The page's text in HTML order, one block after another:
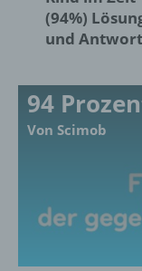
(94%)
und
94
Von Scimob
kann.